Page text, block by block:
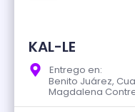
KAL-LE
Entrego en:
Benito Juárez,
Magdalena